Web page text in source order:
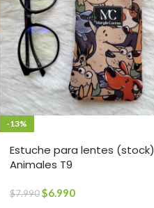
-13%
Estuche para lentes (stock)
Animales T9
$7.990$6.990